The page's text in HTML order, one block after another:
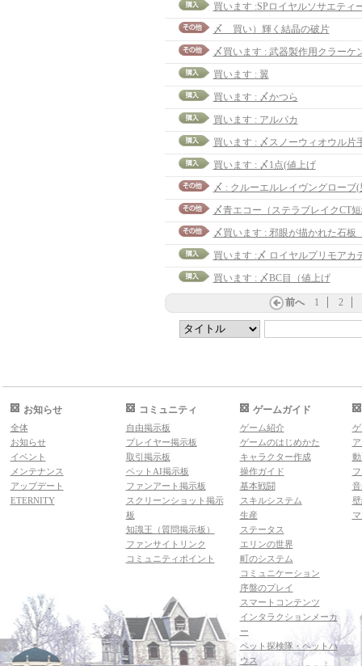
〆 買い）輝く結晶の破片
〆買います : 武器製作用クラーケ
買います : 翼
買います : 〆かつら
買います : アルパカ
買います : 〆1点(値上げ
〆 : クルーエルレイヴングローブ(
〆青エコー（ステラブレイクCT
〆買います : 邪眼が描かれた石
買います : 〆BC目（値上げ
前へ 1 2
お知らせ
全体
お知らせ
イベント
メンテナンス
アップデート
ETERNITY
コミュニティ
自由掲示板
プレイヤー掲示板
取引掲示板
ペットAI掲示板
ファンアート掲示板
スクリーンショット掲示
板
知識王（質問掲示板）
ファンサイトリンク
コミュニティポイント
ゲームガイド
ゲーム紹介
ゲームのはじめかた
キャラクター作成
操作ガイド
基本戦闘
スキルシステム
生産
ステータス
エリンの世界
町のシステム
コミュニケーション
序盤のプレイ
スマートコンテンツ
インタラクションメーカ
ー
ペット探検隊・ペットハ
ウス